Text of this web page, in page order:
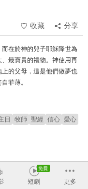
收藏
分享
在於神的兒子耶穌降世為
最寶貴的禮物。神使用再
的父母，這是他們做夢也
菲薄。
日 牧師 聖經 信心 愛心
短劇 更多